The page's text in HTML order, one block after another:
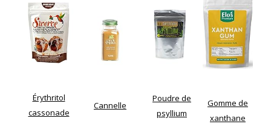
Érythritol
cassonade
Cannelle
Poudre de
psyllium
Gomme de
xanthane